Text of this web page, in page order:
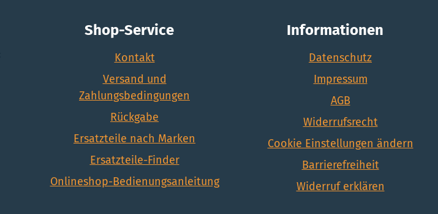
Shop-Service
Kontakt
Versand und
Zahlungsbedingungen
Rückgabe
Ersatzteile nach Marken
Ersatzteile-Finder
Onlineshop-Bedienungsanleitung
Informationen
Datenschutz
Impressum
AGB
Widerrufsrecht
Cookie Einstellungen ändern
Barrierefreiheit
Widerruf erklären